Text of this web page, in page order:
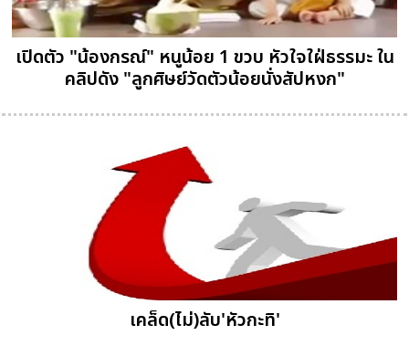
เปิดตัว "น้องกรณ์" หนูน้อย 1 ขวบ หัวใจใฝ่ธรรมะ ใน
คลิปดัง "ลูกศิษย์วัดตัวน้อยนั่งสัปหงก"
เคล็ด(ไม่)ลับ'หัวกะทิ'